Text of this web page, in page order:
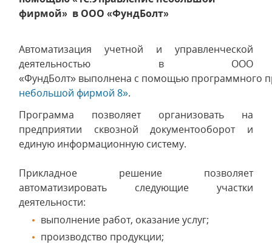
фирмой» в ООО «ФундБолт»
Автоматизация учетной и управленческой
деятельностью в ООО
«ФундБолт» выполнена с помощью программного
небольшой фирмой 8».
Программа позволяет организовать на
предприятии сквозной документооборот и
единую информационную систему.
Прикладное решение позволяет
автоматизировать следующие участки
деятельности:
выполнение работ, оказание услуг;
производство продукции;